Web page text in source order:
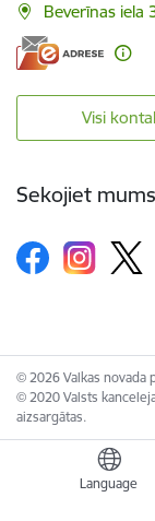
Language
Beverīnas iela
Visi
Sekojiet mums
© 2026 Valkas novada
© 2020 Valsts
aizsargātas.